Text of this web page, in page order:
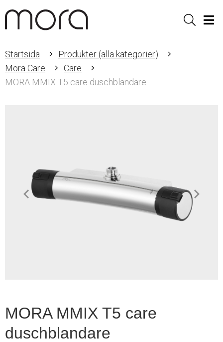
Sök
Startsida
Produkter (alla kategorier)
Mora Care
Care
MORA MMIX T5 care duschblandare
MORA MMIX T5 care
duschblandare